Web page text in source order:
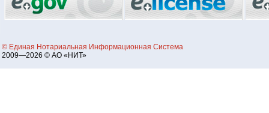
© Единая Нотариальная Информационная Система
2009—2026 © АО «НИТ»